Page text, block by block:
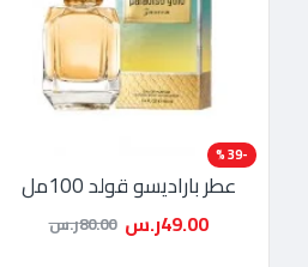
-39 %
عطر باراديسو قولد 100مل
49.00ر.س 80.00ر.س